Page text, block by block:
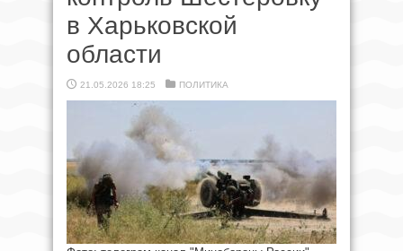
в Харьковской
области
21.05.2026 18:25 ПОЛИТИКА